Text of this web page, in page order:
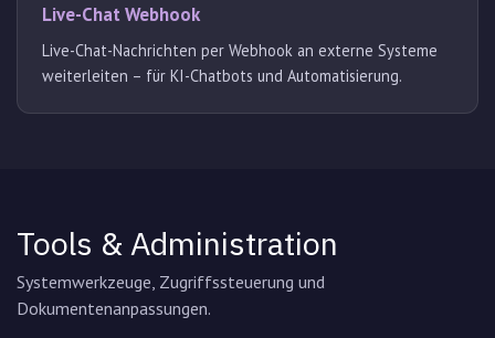
Live-Chat Webhook
Live-Chat-Nachrichten per Webhook an externe Systeme
weiterleiten – für KI-Chatbots und Automatisierung.
Tools & Administration
Systemwerkzeuge, Zugriffssteuerung und
Dokumentenanpassungen.